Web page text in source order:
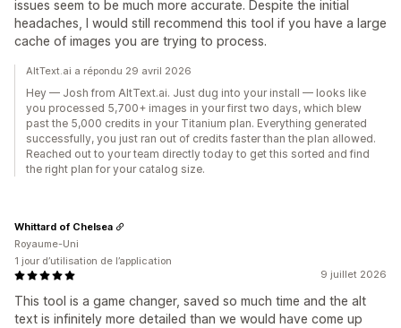
issues seem to be much more accurate. Despite the initial
headaches, I would still recommend this tool if you have a large
cache of images you are trying to process.
AltText.ai a répondu 29 avril 2026
Hey — Josh from AltText.ai. Just dug into your install — looks like
you processed 5,700+ images in your first two days, which blew
past the 5,000 credits in your Titanium plan. Everything generated
successfully, you just ran out of credits faster than the plan allowed.
Reached out to your team directly today to get this sorted and find
the right plan for your catalog size.
9 juillet 2026
This tool is a game changer, saved so much time and the alt
text is infinitely more detailed than we would have come up
Whittard of Chelsea
Royaume-Uni
1 jour d’utilisation de l’application